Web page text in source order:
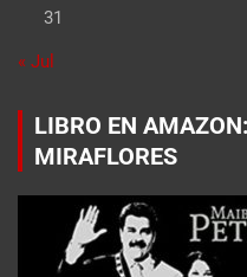
31
« Jul
LIBRO EN
MIRAFLORES